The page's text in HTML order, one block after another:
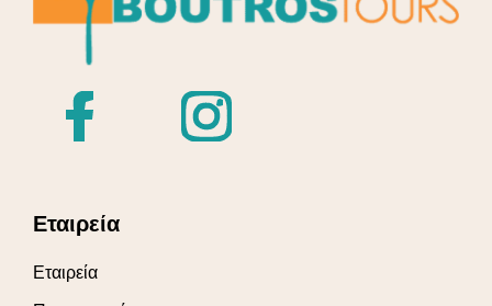
Εταιρεία
Εταιρεία